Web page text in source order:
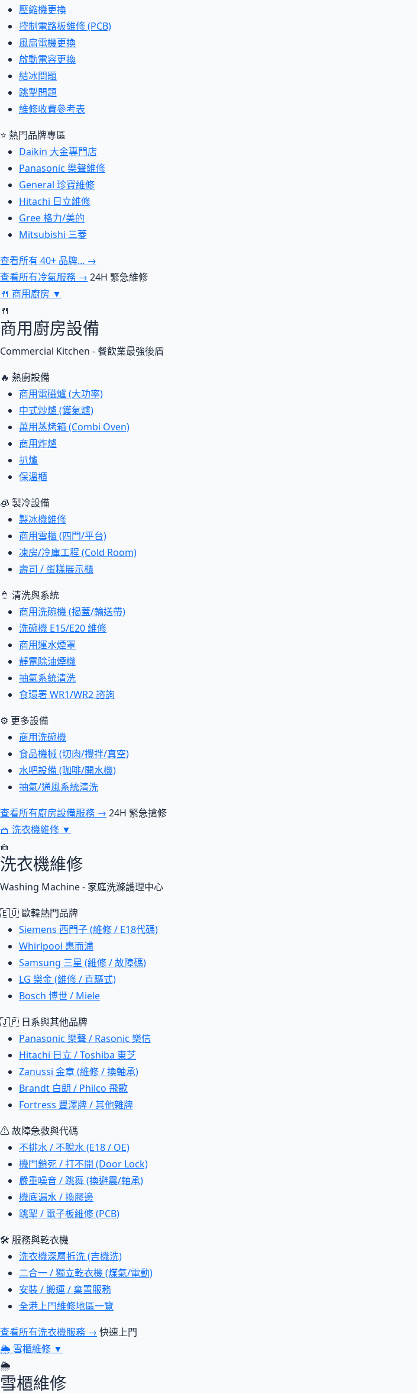
壓縮機更換
控制電路板維修 (PCB)
風扇電機更換
啟動電容更換
結冰問題
跳掣問題
維修收費參考表
⭐ 熱門品牌專區
Daikin 大金專門店
Panasonic 樂聲維修
General 珍寶維修
Hitachi 日立維修
Gree 格力/美的
Mitsubishi 三菱
查看所有 40+ 品牌... →
查看所有冷氣服務 → 24H 緊急維修
🍴 商用廚房 ▼
🍴
商用廚房設備
Commercial Kitchen - 餐飲業最強後盾
🔥 熱廚設備
商用電磁爐 (大功率)
中式炒爐 (鑊氣爐)
萬用蒸烤箱 (Combi Oven)
商用炸爐
扒爐
保溫櫃
🧊 製冷設備
製冰機維修
商用雪櫃 (四門/平台)
凍房/冷庫工程 (Cold Room)
壽司 / 蛋糕展示櫃
🚿 清洗與系統
商用洗碗機 (揭蓋/輸送帶)
洗碗機 E15/E20 維修
商用運水煙罩
靜電除油煙機
抽氣系統清洗
食環署 WR1/WR2 諮詢
⚙ 更多設備
商用洗碗機
食品機械 (切肉/攪拌/真空)
水吧設備 (咖啡/開水機)
抽氣/通風系統清洗
查看所有廚房設備服務 → 24H 緊急搶修
🧺 洗衣機維修 ▼
🧺
洗衣機維修
Washing Machine - 家庭洗滌護理中心
🇪🇺 歐韓熱門品牌
Siemens 西門子 (維修 / E18代碼)
Whirlpool 惠而浦
Samsung 三星 (維修 / 故障碼)
LG 樂金 (維修 / 直驅式)
Bosch 博世 / Miele
🇯🇵 日系與其他品牌
Panasonic 樂聲 / Rasonic 樂信
Hitachi 日立 / Toshiba 東芝
Zanussi 金章 (維修 / 換軸承)
Brandt 白朗 / Philco 飛歌
Fortress 豐澤牌 / 其他雜牌
⚠ 故障急救與代碼
不排水 / 不脫水 (E18 / OE)
機門鎖死 / 打不開 (Door Lock)
嚴重噪音 / 跳舞 (換避震/軸承)
機底漏水 / 換膠邊
跳掣 / 電子板維修 (PCB)
🛠 服務與乾衣機
洗衣機深層拆洗 (吉機洗)
二合一 / 獨立乾衣機 (煤氣/電動)
安裝 / 搬運 / 棄置服務
全港上門維修地區一覽
查看所有洗衣機服務 → 快速上門
🌦 雪櫃維修 ▼
🌦
雪櫃維修